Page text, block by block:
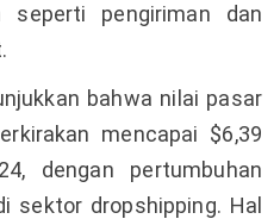
seperti pengiriman dan
bahwa nilai pasar
mencapai $6,39
dengan pertumbuhan
sektor dropshipping. Hal